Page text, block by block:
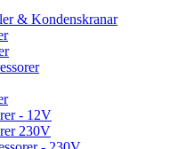
& Kondenskranar
- 12V
230V